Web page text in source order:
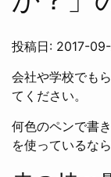
投稿日: 2017-
会社や学校でも
てください。
何色のペンで書
を使っているな